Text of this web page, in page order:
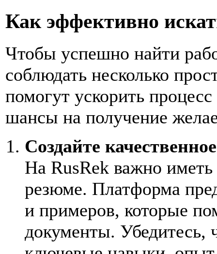
Как эффективно
Чтобы успешно найти
соблюдать несколько
помогут ускорить
шансы на получение
Создайте
На RusRek важно иметь
резюме. Платформа
и примеров, которые
документы. Убедитесь,